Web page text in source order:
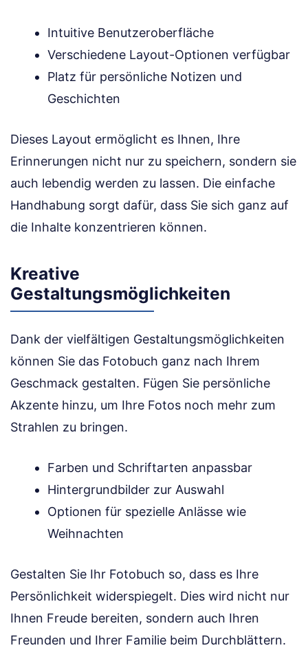
Intuitive Benutzeroberfläche
Verschiedene Layout-Optionen verfügbar
Platz für persönliche Notizen und
Geschichten
Dieses Layout ermöglicht es Ihnen, Ihre
Erinnerungen nicht nur zu speichern, sondern sie
auch lebendig werden zu lassen. Die einfache
Handhabung sorgt dafür, dass Sie sich ganz auf
die Inhalte konzentrieren können.
Kreative
Gestaltungsmöglichkeiten
Dank der vielfältigen Gestaltungsmöglichkeiten
können Sie das Fotobuch ganz nach Ihrem
Geschmack gestalten. Fügen Sie persönliche
Akzente hinzu, um Ihre Fotos noch mehr zum
Strahlen zu bringen.
Farben und Schriftarten anpassbar
Hintergrundbilder zur Auswahl
Optionen für spezielle Anlässe wie
Weihnachten
Gestalten Sie Ihr Fotobuch so, dass es Ihre
Persönlichkeit widerspiegelt. Dies wird nicht nur
Ihnen Freude bereiten, sondern auch Ihren
Freunden und Ihrer Familie beim Durchblättern.